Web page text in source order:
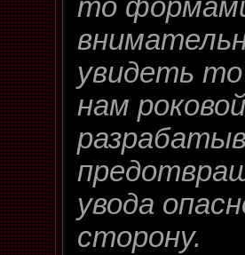
то
увидеть
нам
увода
сторону.